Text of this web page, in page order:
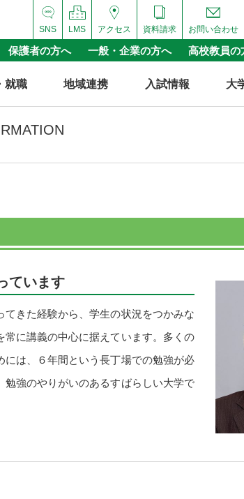
お問い合わせ
資料請求
アクセス
LMS
SNS
保護者の方へ 一般・企業の方へ 高校教員の
就職 地域連携 入試情報 大
ています
きた経験から、学生の状況をつかみな
に講義の中心に据えています。多くの
は、６年間という長丁場での勉強が必
強のやりがいのあるすばらしい大学で